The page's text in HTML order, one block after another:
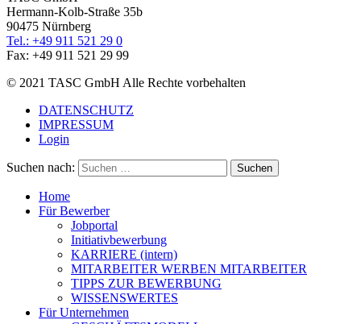
Hermann-Kolb-Straße 35b
90475 Nürnberg
Tel.: +49 911 521 29 0
Fax: +49 911 521 29 99
© 2021 TASC GmbH Alle Rechte vorbehalten
DATENSCHUTZ
IMPRESSUM
Login
Suchen nach:
Home
Für Bewerber
Jobportal
Initiativbewerbung
KARRIERE (intern)
MITARBEITER WERBEN MITARBEITER
TIPPS ZUR BEWERBUNG
WISSENSWERTES
Für Unternehmen